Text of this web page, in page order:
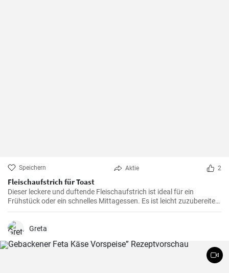
Speichern Aktie 2
Fleischaufstrich für Toast
Dieser leckere und duftende Fleischaufstrich ist ideal für ein
Frühstück oder ein schnelles Mittagessen. Es ist leicht zuzubereiten
und wird sicherlich alle Fleischliebhaber erfreuen.
Greta